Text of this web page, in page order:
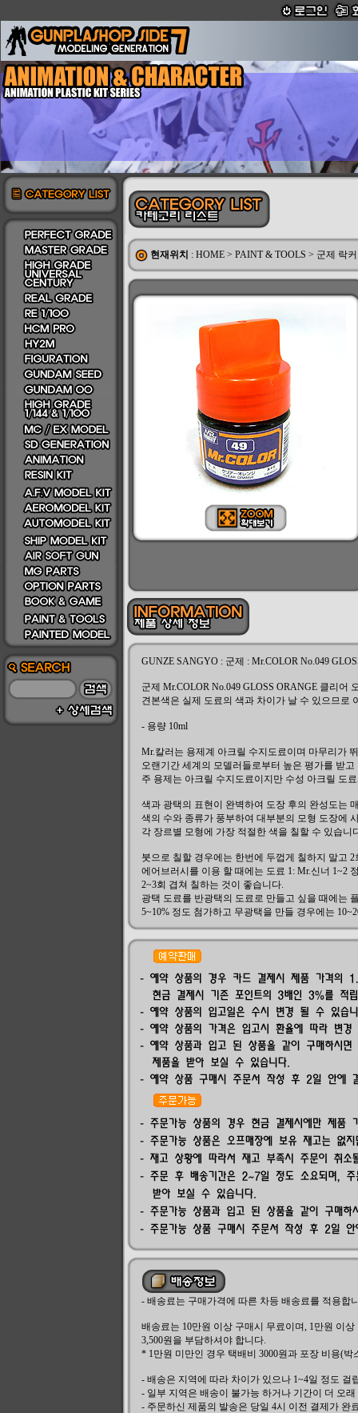
현재위치 : HOME > PAINT & TOOLS > 군제 락
GUNZE SANGYO : 군제 : Mr.COLOR No.049
군제 Mr.COLOR No.049 GLOSS ORANGE 클리어
견본색은 실제 도료의 색과 차이가 날 수 있으므로
- 용량 10ml
Mr.칼러는 용제계 아크릴 수지도료이며 마무리가
오랜기간 세계의 모델러들로부터 높은 평가를 받
주 용제는 아크릴 수지도료이지만 수성 아크릴 도
색과 광택의 표현이 완벽하여 도장 후의 완성도는
색의 수와 종류가 풍부하여 대부분의 모형 도장에
각 장르별 모형에 가장 적절한 색을 칠할 수 있습니
붓으로 칠할 경우에는 한번에 두껍게 칠하지 말고
에어브러시를 이용 할 때에는 도료 1: Mr.신너 1~2
2~3회 겹쳐 칠하는 것이 좋습니다.
광택 도료를 반광택의 도료로 만들고 싶을 때에는
5~10% 정도 첨가하고 무광택을 만들 경우에는
- 배송료는 구매가격에 따른 차등 배송료를 적용합
배송료는 10만원 이상 구매시 무료이며, 1만원 이
3,500원을 부담하셔야 합니다.
* 1만원 미만인 경우 택배비 3000원과 포장 비용(
- 배송은 지역에 따라 차이가 있으나 1~4일 정도 걸
- 일부 지역은 배송이 불가능 하거나 기간이 더 오
- 주문하신 제품의 발송은 당일 4시 이전 결제가